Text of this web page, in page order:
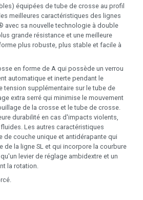
équipées de tube de crosse au profil
meilleures caractéristiques des lignes
avec sa nouvelle technologie à double
grande résistance et une meilleure
plus robuste, plus stable et facile à
en forme de A qui possède un verrou
automatique et inerte pendant le
tension supplémentaire sur le tube de
extra serré qui minimise le mouvement
de la crosse et le tube de crosse.
durabilité en cas d'impacts violents,
Les autres caractéristiques
de couche unique et antidérapante qui
de la ligne SL et qui incorpore la courbure
levier de réglage ambidextre et un
la rotation.